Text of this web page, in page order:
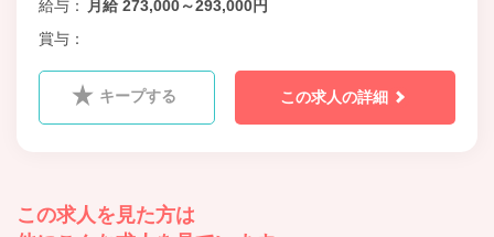
給与
月給 273,000～293,000円
賞与
キープする この求人の詳細
この求人を見た方は